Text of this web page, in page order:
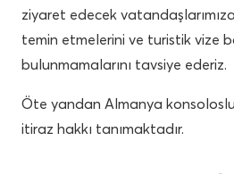
ziyaret edecek
temin etmelerini ve turistik vize
bulunmamalarını tavsiye ederiz.
Öte yandan Almanya
itiraz hakkı tanımaktadır.